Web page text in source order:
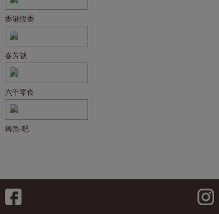
香港恆香
春芳號
六千零食
轉角‧吧